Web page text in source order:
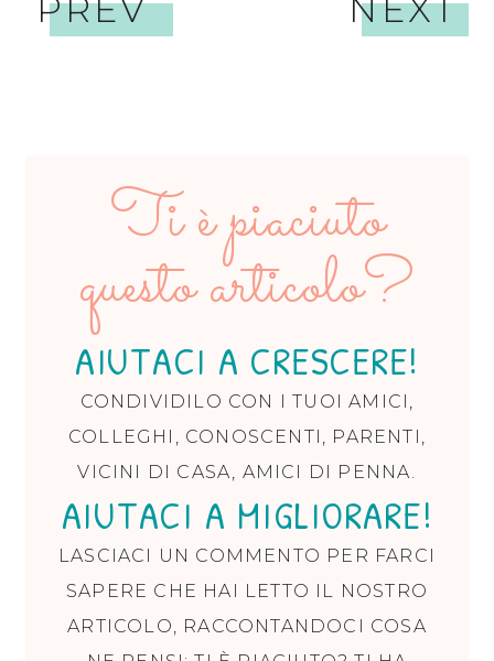
PREV NEXT
Ti è piaciuto
questo articolo?
AIUTACI A CRESCERE!
CONDIVIDILO CON I TUOI AMICI,
COLLEGHI, CONOSCENTI, PARENTI,
VICINI DI CASA, AMICI DI PENNA.
AIUTACI A MIGLIORARE!
LASCIACI UN COMMENTO PER FARCI
SAPERE CHE HAI LETTO IL NOSTRO
ARTICOLO, RACCONTANDOCI COSA